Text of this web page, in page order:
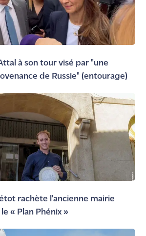
à son tour visé par "une
de Russie" (entourage)
rachète l'ancienne mairie
« Plan Phénix »